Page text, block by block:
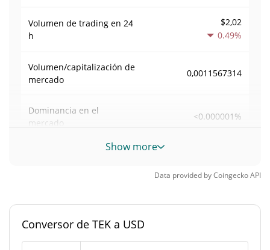
Volumen de trading en 24
h
$2,02
0.49%
Volumen/capitalización de
mercado
0,0011567314
Dominancia en el
mercado
<0.000001%
Rango en el mercado
Suministro total 970.191.864,428 TEK
Show more
Data provided byCoingeckoAPI
Conversor de TEK a USD